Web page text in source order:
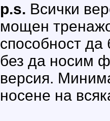
p.s. Всички
мощен
способност да
без да носим
версия.
носене на